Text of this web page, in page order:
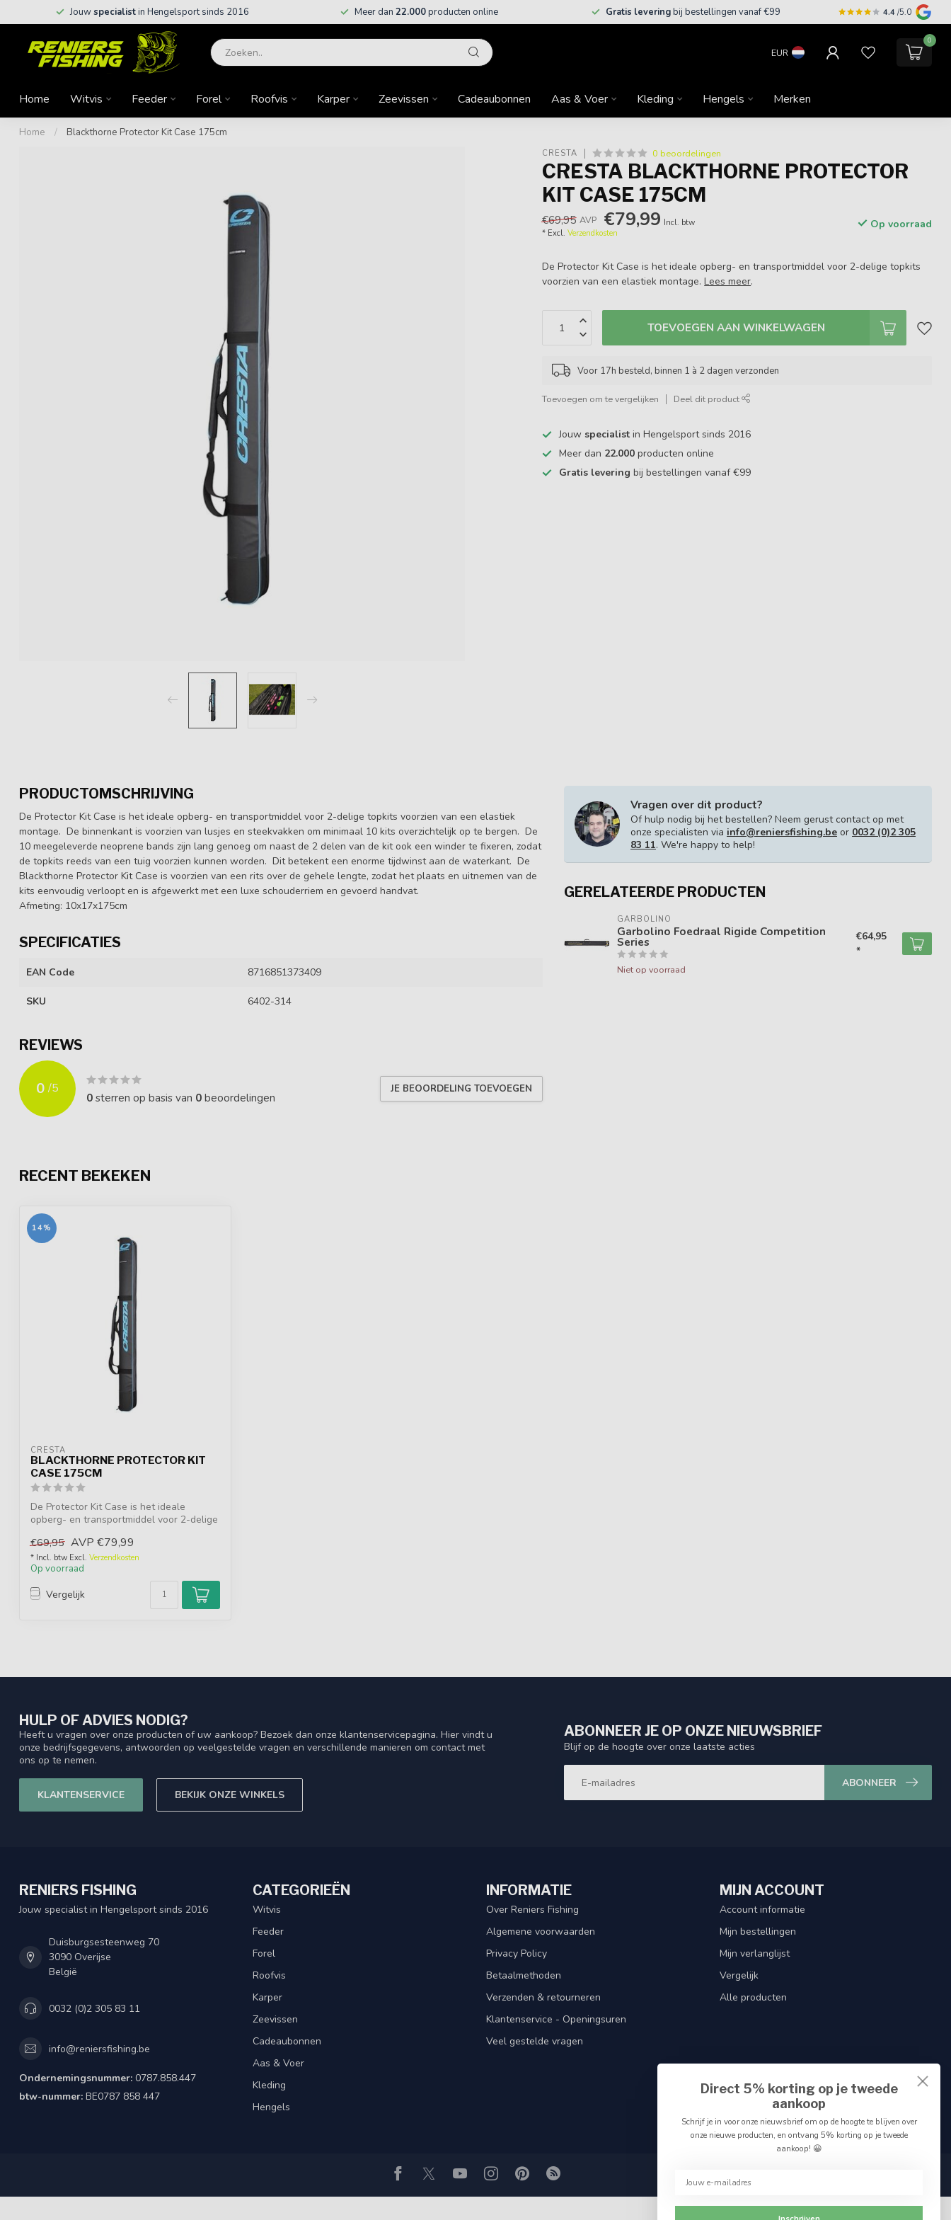
Jouwspecialistin Hengelsport sinds 2016 Meer dan 22.000producten online Gratis leveringbij bestellingen vanaf €99 4.4 /5.0
EUR
0
Home Witvis Feeder Forel Roofvis Karper Zeevissen Cadeaubonnen Aas & Voer Kleding Hengels Merken
Home / Blackthorne Protector Kit Case 175cm
CRESTA 0 beoordelingen
CRESTA BLACKTHORNE PROTECTOR
KIT CASE 175CM
€69,95 AVP €79,99 Incl. btw
* Excl.Verzendkosten
Op voorraad
De Protector Kit Case is het ideale opberg- en transportmiddel voor 2-delige topkits
voorzien van een elastiek montage.Lees meer.
TOEVOEGEN AAN WINKELWAGEN
Voor 17h besteld, binnen 1 à 2 dagen verzonden
Toevoegen om te vergelijken Deel dit product
Jouw specialist in Hengelsport sinds 2016
Meer dan 22.000 producten online
Gratis levering bij bestellingen vanaf €99
PRODUCTOMSCHRIJVING
De Protector Kit Case is het ideale opberg- en transportmiddel voor 2-delige topkits voorzien van een elastiek
montage. De binnenkant is voorzien van lusjes en steekvakken om minimaal 10 kits overzichtelijk op te bergen. De
10 meegeleverde neoprene bands zijn lang genoeg om naast de 2 delen van de kit ook een winder te fixeren, zodat
de topkits reeds van een tuig voorzien kunnen worden. Dit betekent een enorme tijdwinst aan de waterkant. De
Blackthorne Protector Kit Case is voorzien van een rits over de gehele lengte, zodat het plaats en uitnemen van de
kits eenvoudig verloopt en is afgewerkt met een luxe schouderriem en gevoerd handvat.
Afmeting: 10x17x175cm
SPECIFICATIES
EAN Code 8716851373409
SKU 6402-314
REVIEWS
0 /5
0sterren op basis van 0beoordelingen
JE BEOORDELING TOEVOEGEN
Vragen over dit product?
Of hulp nodig bij het bestellen? Neem gerust contact op met
onze specialisten via info@reniersfishing.be or 0032 (0)2 305
83 11. We're happy to help!
GERELATEERDE PRODUCTEN
GARBOLINO
Garbolino Foedraal Rigide Competition
Series
Niet op voorraad
€64,95
*
RECENT BEKEKEN
14%
CRESTA
BLACKTHORNE PROTECTOR KIT
CASE 175CM
De Protector Kit Case is het ideale
opberg- en transportmiddel voor 2-delige
€69,95 AVP €79,99
* Incl. btw Excl. Verzendkosten
Op voorraad
Vergelijk
HULP OF ADVIES NODIG?
Heeft u vragen over onze producten of uw aankoop? Bezoek dan onze klantenservicepagina. Hier vindt u
onze bedrijfsgegevens, antwoorden op veelgestelde vragen en verschillende manieren om contact met
ons op te nemen.
KLANTENSERVICE BEKIJK ONZE WINKELS
ABONNEER JE OP ONZE NIEUWSBRIEF
Blijf op de hoogte over onze laatste acties
ABONNEER
RENIERS FISHING
Jouw specialist in Hengelsport sinds 2016
Duisburgsesteenweg 70
3090 Overijse
België
0032 (0)2 305 83 11
info@reniersfishing.be
Ondernemingsnummer: 0787.858.447
btw-nummer: BE0787 858 447
CATEGORIEËN
Witvis
Feeder
Forel
Roofvis
Karper
Zeevissen
Cadeaubonnen
Aas & Voer
Kleding
Hengels
INFORMATIE
Over Reniers Fishing
Algemene voorwaarden
Privacy Policy
Betaalmethoden
Verzenden & retourneren
Klantenservice - Openingsuren
Veel gestelde vragen
MIJN ACCOUNT
Account informatie
Mijn bestellingen
Mijn verlanglijst
Vergelijk
Alle producten
Direct 5% korting op je tweede
aankoop
Schrijf je in voor onze nieuwsbrief om op de hoogte te blijven over
onze nieuwe producten, en ontvang 5% korting op je tweede
aankoop! 😀